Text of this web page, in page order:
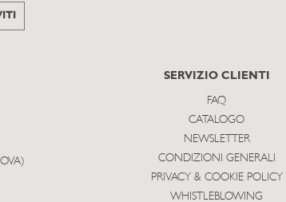
SERVIZIO CLIENTI
FAQ
CATALOGO
NEWSLETTER
CONDIZIONI GENERALI
PRIVACY & COOKIE POLICY
WHISTLEBLOWING